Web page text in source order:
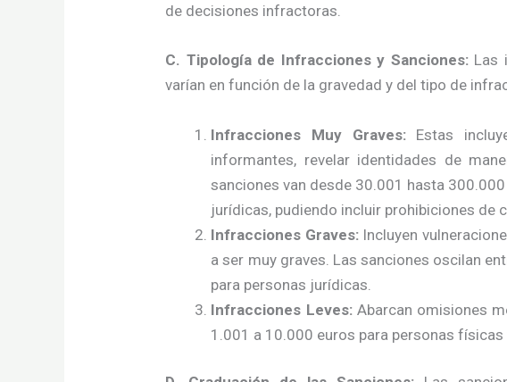
de decisiones infractoras.
C. Tipología de Infracciones y Sanciones:Las
varían en función de la gravedad y del tipo de
Infracciones Muy Graves:Estas
informantes, revelar identidades de
sanciones van desde 30.001 hasta
jurídicas, pudiendo incluir prohibiciones de
Infracciones Graves:Incluyen
a ser muy graves. Las sanciones oscilan
para personas jurídicas.
Infracciones Leves:Abarcan omisiones
1.001 a 10.000 euros para personas